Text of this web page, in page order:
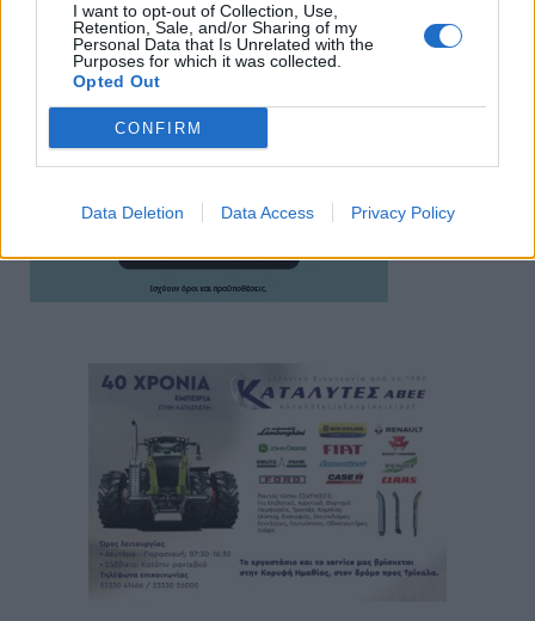
I want to opt-out of Collection, Use,
Retention, Sale, and/or Sharing of my
Personal Data that Is Unrelated with the
Purposes for which it was collected.
Opted Out
CONFIRM
Data Deletion Data Access Privacy Policy